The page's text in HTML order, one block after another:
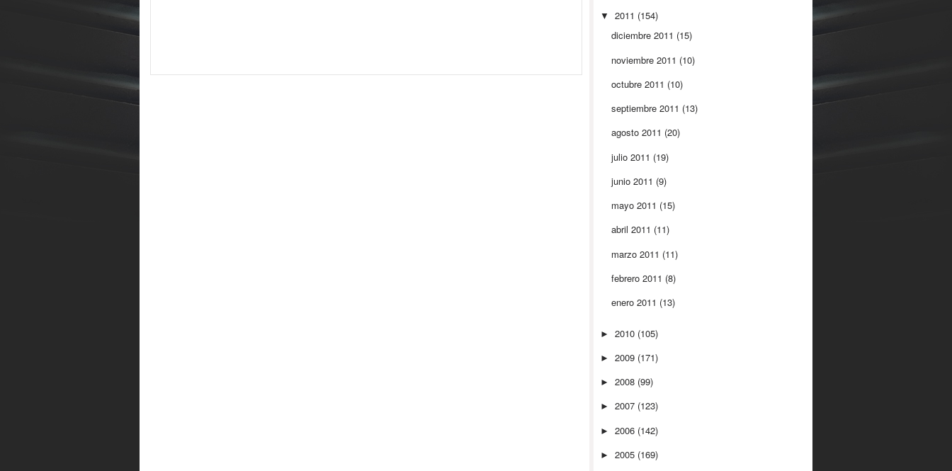
▼ 2011 (154)
diciembre 2011 (15)
noviembre 2011 (10)
octubre 2011 (10)
septiembre 2011 (13)
agosto 2011 (20)
julio 2011 (19)
junio 2011 (9)
mayo 2011 (15)
abril 2011 (11)
marzo 2011 (11)
febrero 2011 (8)
enero 2011 (13)
► 2010 (105)
► 2009 (171)
► 2008 (99)
► 2007 (123)
► 2006 (142)
► 2005 (169)